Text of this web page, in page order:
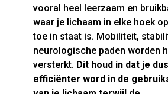
vooral heel leerzaam en
waar je lichaam in elke hoek
toe in staat is. Mobiliteit,
neurologische paden worden
versterkt. Dit houd in dat je
efficiënter word in de